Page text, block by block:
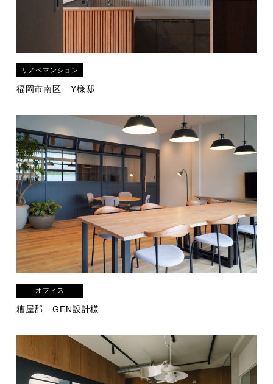
リノベマンション
福岡市南区 Y様邸
オフィス
糟屋郡 GEN設計様